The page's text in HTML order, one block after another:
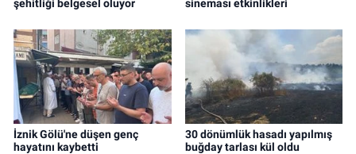
şehitliği belgesel oluyor
sineması etkinlikleri
İznik Gölü'ne düşen genç
hayatını kaybetti
30 dönümlük hasadı yapılmış
buğday tarlası kül oldu